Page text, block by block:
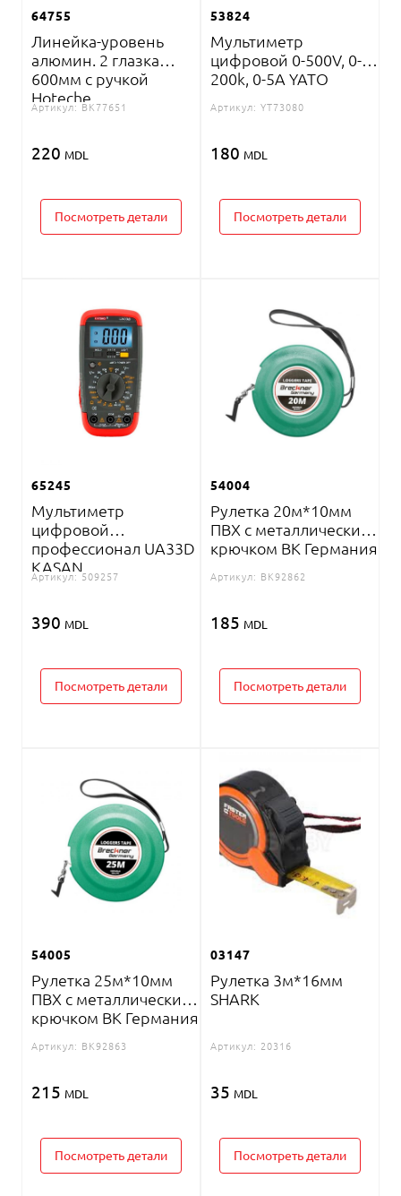
64755
Линейка-уровень
алюмин. 2 глазка
600мм с ручкой
Hoteche
Артикул: BK77651
220 MDL
Посмотреть детали
53824
Мультиметр
цифровой 0-500V, 0-
200k, 0-5A YATO
Артикул: YT73080
180 MDL
Посмотреть детали
65245
Мультиметр
цифровой
профессионал UA33D
KASAN
Артикул: 509257
390 MDL
Посмотреть детали
54004
Рулетка 20м*10мм
ПВХ с металлическим
крючком BK Германия
Артикул: BK92862
185 MDL
Посмотреть детали
54005
Рулетка 25м*10мм
ПВХ с металлическим
крючком BK Германия
Артикул: BK92863
215 MDL
Посмотреть детали
03147
Рулетка 3м*16мм
SHARK
Артикул: 20316
35 MDL
Посмотреть детали